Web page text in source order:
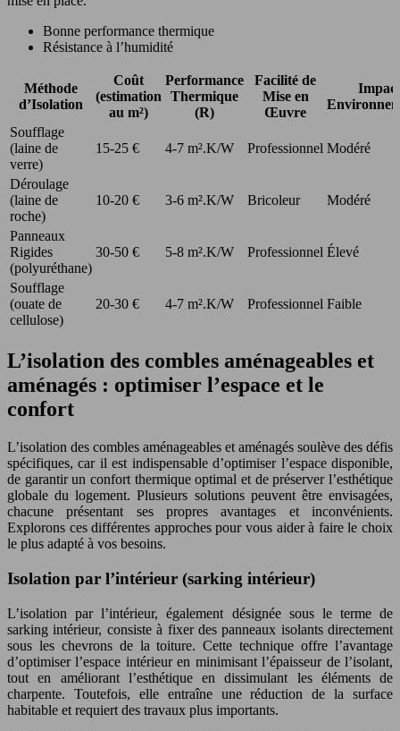
Bonne performance thermique
Résistance à l’humidité
Méthode
d’Isolation
Coût
(estimation
au m²)
Performance
Thermique
(R)
Facilité de
Mise en
Œuvre
Impact
Soufflage
(laine de
verre)
15-25 € 4-7 m².K/W Professionnel Modéré
Déroulage
(laine de
roche)
10-20 € 3-6 m².K/W Bricoleur Modéré
Panneaux
Rigides
(polyuréthane)
30-50 € 5-8 m².K/W Professionnel Élevé
Soufflage
(ouate de
cellulose)
20-30 € 4-7 m².K/W Professionnel Faible
L’isolation des combles aménageables et
aménagés : optimiser l’espace et le
confort
L’isolation des combles aménageables et aménagés soulève des défis
spécifiques, car il est indispensable d’optimiser l’espace disponible,
de garantir un confort thermique optimal et de préserver l’esthétique
globale du logement. Plusieurs solutions peuvent être envisagées,
chacune présentant ses propres avantages et inconvénients.
Explorons ces différentes approches pour vous aider à faire le choix
le plus adapté à vos besoins.
Isolation par l’intérieur (sarking intérieur)
L’isolation par l’intérieur, également désignée sous le terme de
sarking intérieur, consiste à fixer des panneaux isolants directement
sous les chevrons de la toiture. Cette technique offre l’avantage
d’optimiser l’espace intérieur en minimisant l’épaisseur de l’isolant,
tout en améliorant l’esthétique en dissimulant les éléments de
charpente. Toutefois, elle entraîne une réduction de la surface
habitable et requiert des travaux plus importants.